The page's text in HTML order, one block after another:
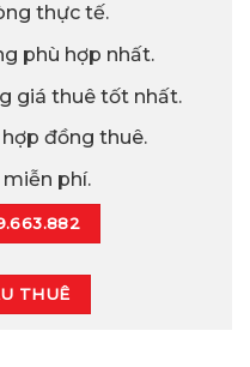
thực tế.
phù hợp nhất.
giá thuê tốt nhất.
đồng thuê.
phí.
THUÊ